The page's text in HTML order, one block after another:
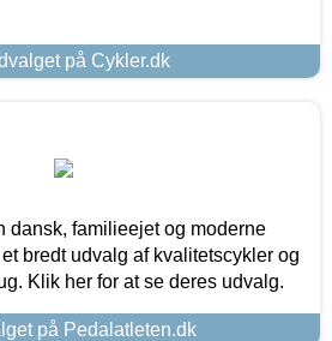
på Cykler.dk
dansk, familieejet og moderne
bredt udvalg af kvalitetscykler og
Klik her for at se deres udvalg.
på Pedalatleten.dk